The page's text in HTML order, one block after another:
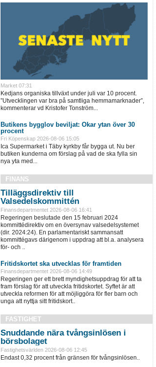
Market 07:31
Kedjans organiska tillväxt under juli var 10 procent.
”Utvecklingen var bra på samtliga hemmamarknader”,
kommenterar vd Kristofer Tonström...
Butikens bygglov beviljat: Ökar ytan över 30
procent
Fri Köpenskap 2026-08-06 15:05
Ica Supermarket i Täby kyrkby får bygga ut. Nu ber
butiken kunderna om förslag på vad de ska fylla sin
nya yta med...
FINANS
Tilläggsdirektiv till
Valsedelskommittén
Finansdepartmentet 2026-08-06 16:41
Regeringen beslutade den 15 februari 2024
kommittédirektiv om en översynav valsedelsystemet
(dir. 2024:24). En parlamentariskt sammansatt
kommittégavs därigenom i uppdrag att bl.a. analysera
för- och ..
Fritidskortet ska utvecklas för framtiden
Finansdepartmentet 2026-08-06 14:49
Regeringen ger ett brett myndighetsuppdrag för att ta
fram förslag för att utveckla fritidskortet. Syftet är att
utveckla reformen för att möjliggöra för fler barn och
unga att nyttja sitt fritidskort..
FASTIGHET
Snuddande nära tvångsinlösen i
börsbolaget
Fastighetsvärlden 2026-08-06 12:45
Endast 0,32 procent från gränsen för tvångsinlösen..